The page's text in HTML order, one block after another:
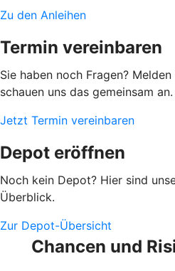
Zu den Anleihen
Termin vereinbaren
Sie haben noch Fragen?
schauen uns das gemeinsam an.
Jetzt Termin vereinbaren
Depot eröffnen
Noch kein Depot? Hier sind
Überblick.
Zur Depot-Übersicht
Chancen und